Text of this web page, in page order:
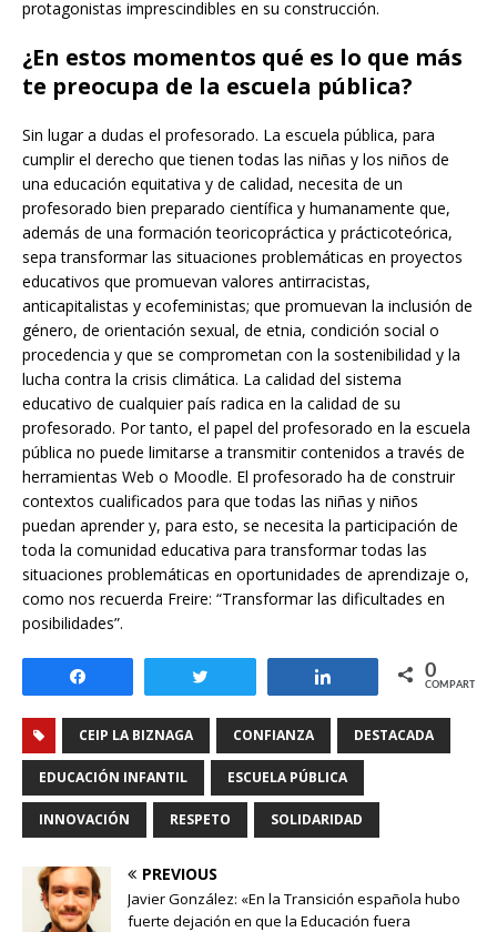
protagonistas imprescindibles en su construcción.
¿En estos momentos qué es lo que más
te preocupa de la escuela pública?
Sin lugar a dudas el profesorado. La escuela pública, para
cumplir el derecho que tienen todas las niñas y los niños de
una educación equitativa y de calidad, necesita de un
profesorado bien preparado científica y humanamente que,
además de una formación teoricopráctica y prácticoteórica,
sepa transformar las situaciones problemáticas en proyectos
educativos que promuevan valores antirracistas,
anticapitalistas y ecofeministas; que promuevan la inclusión de
género, de orientación sexual, de etnia, condición social o
procedencia y que se comprometan con la sostenibilidad y la
lucha contra la crisis climática. La calidad del sistema
educativo de cualquier país radica en la calidad de su
profesorado. Por tanto, el papel del profesorado en la escuela
pública no puede limitarse a transmitir contenidos a través de
herramientas Web o Moodle. El profesorado ha de construir
contextos cualificados para que todas las niñas y niños
puedan aprender y, para esto, se necesita la participación de
toda la comunidad educativa para transformar todas las
situaciones problemáticas en oportunidades de aprendizaje o,
como nos recuerda Freire: “Transformar las dificultades en
posibilidades”.
Compartir 0
COMPARTIR
CEIP LA BIZNAGA CONFIANZA DESTACADA
EDUCACIÓN INFANTIL ESCUELA PÚBLICA
INNOVACIÓN RESPETO SOLIDARIDAD
PREVIOUS
Javier González: «En la Transición española hubo
fuerte dejación en que la Educación fuera